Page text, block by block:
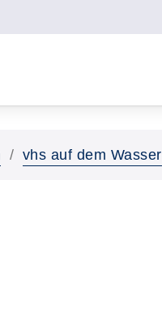
vhs auf dem Wasser